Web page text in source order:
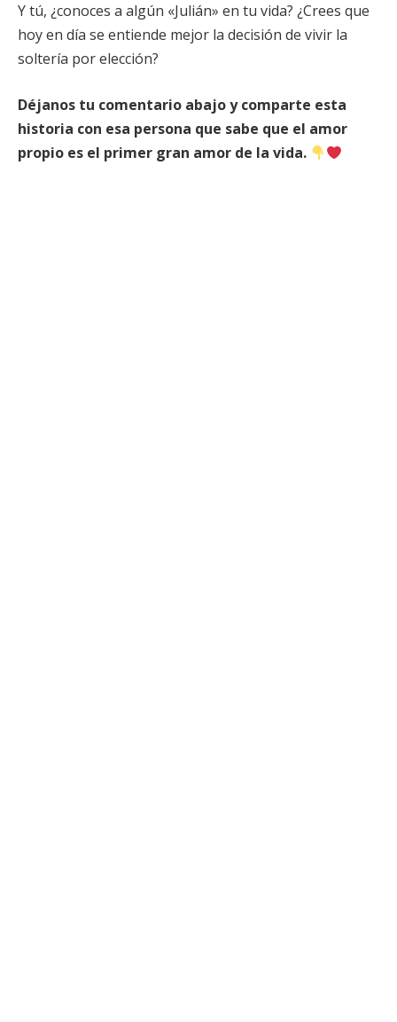
Y tú, ¿conoces a algún «Julián» en tu vida? ¿Crees que
hoy en día se entiende mejor la decisión de vivir la
soltería por elección?
Déjanos tu comentario abajo y comparte esta
historia con esa persona que sabe que el amor
propio es el primer gran amor de la vida.